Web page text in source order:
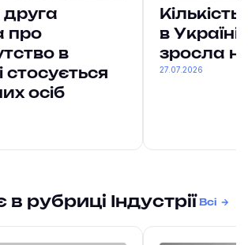
про
в
стосується
осіб
в Україні
зросла
27.07.2026
рубриці Індустрії Всі